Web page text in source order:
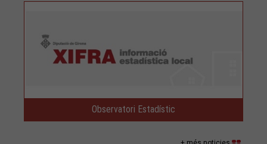
Observatori Estadístic